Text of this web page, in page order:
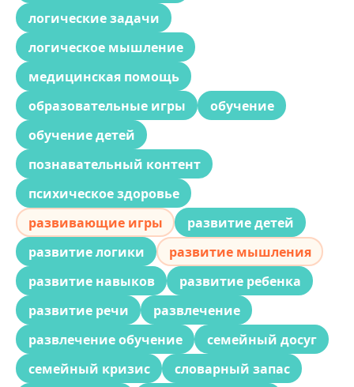
логические задачи
логическое мышление
медицинская помощь
образовательные игры
обучение
обучение детей
познавательный контент
психическое здоровье
развивающие игры
развитие детей
развитие логики
развитие мышления
развитие навыков
развитие ребенка
развитие речи
развлечение
развлечение обучение
семейный досуг
семейный кризис
словарный запас